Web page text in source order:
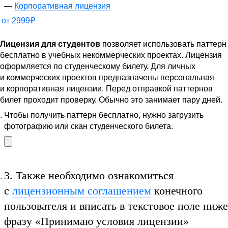
Корпоративная лицензия
от 2999₽
Лицензия для студентов позволяет использовать паттерн
бесплатно в учебных некоммерческих проектах. Лицензия
оформляется по студенческому билету. Для личных
и коммерческих проектов предназначены персональная
и корпоративная лицензии. Перед отправкой паттернов
билет проходит проверку. Обычно это занимает пару дней.
Чтобы получить паттерн бесплатно, нужно загрузить
фотографию или скан студенческого билета.
3. Также необходимо ознакомиться
с лицензионным соглашением конечного
пользователя и вписать в текстовое поле ниже
фразу «Принимаю условия лицензии»